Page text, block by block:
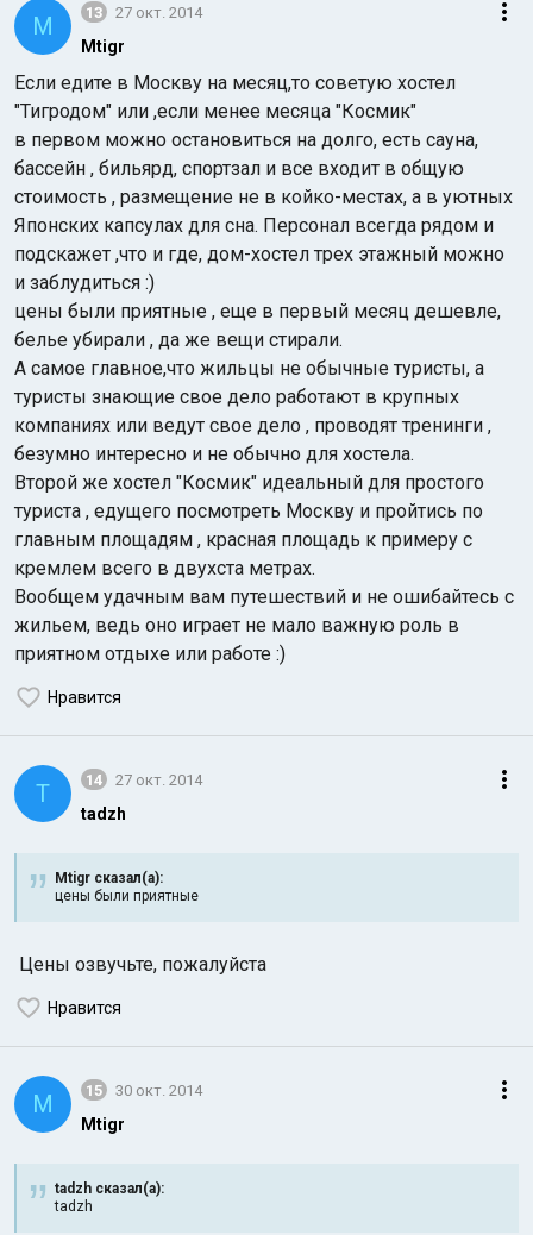
M 13 27 окт. 2014
Mtigr
Если едите в Москву на месяц,то советую хостел
"Тигродом" или ,если менее месяца "Космик"
в первом можно остановиться на долго, есть сауна,
бассейн , бильярд, спортзал и все входит в общую
стоимость , размещение не в койко-местах, а в уютных
Японских капсулах для сна. Персонал всегда рядом и
подскажет ,что и где, дом-хостел трех этажный можно
и заблудиться :)
цены были приятные , еще в первый месяц дешевле,
белье убирали , да же вещи стирали.
А самое главное,что жильцы не обычные туристы, а
туристы знающие свое дело работают в крупных
компаниях или ведут свое дело , проводят тренинги ,
безумно интересно и не обычно для хостела.
Второй же хостел "Космик" идеальный для простого
туриста , едущего посмотреть Москву и пройтись по
главным площадям , красная площадь к примеру с
кремлем всего в двухста метрах.
Вообщем удачным вам путешествий и не ошибайтесь с
жильем, ведь оно играет не мало важную роль в
приятном отдыхе или работе :)
Нравится
T 14 27 окт. 2014
tadzh
Mtigr сказал(а):
цены были приятные
Цены озвучьте, пожалуйста
Нравится
M 15 30 окт. 2014
Mtigr
tadzh сказал(а):
tadzh